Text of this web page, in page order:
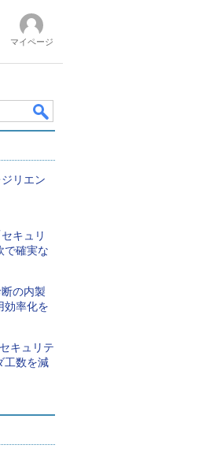
マイページ
リエン
キュリ
で確実な
の内製
効率化を
キュリテ
工数を減